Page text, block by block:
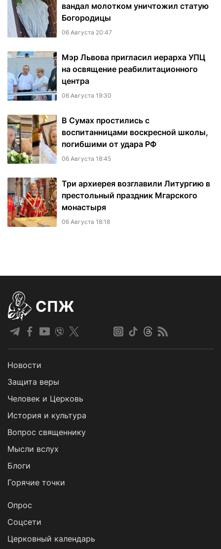
вандал молотком уничтожил статую
Богородицы
06 Августа 20:47
Мэр Львова пригласил иерарха УПЦ
на освящение реабилитационного
центра
06 Августа 19:30
В Сумах простились с
воспитанницами воскресной школы,
погибшими от удара РФ
06 Августа 18:45
Три архиерея возглавили Литургию в
престольный праздник Мгарского
монастыря
06 Августа 18:18
СПЖ
Новости
Защита веры
Человек и Церковь
История и культура
Вопрос священнику
Мысли вслух
Блоги
Горячие точки
Опрос
Cоцсети
Церковный календарь